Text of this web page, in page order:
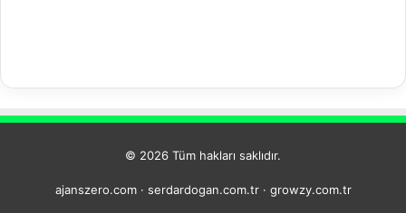
© 2026 Tüm hakları saklıdır.
ajanszero.com· serdardogan.com.tr· growzy.com.tr